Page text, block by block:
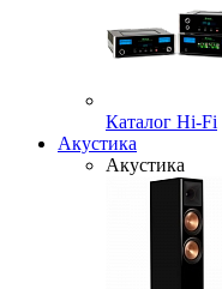
Каталог Hi-Fi
Акустика
Акустика